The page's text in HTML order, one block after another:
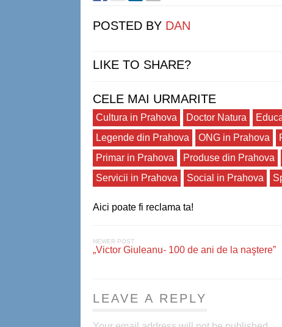
POSTED BY DAN
LIKE TO SHARE?
CELE MAI URMARITE
Cultura in Prahova Doctor Natura
Legende din Prahova
ONG in Prahova
Primar in Prahova
Produse din Prahova
Servicii in Prahova
Social in Prahova
Aici poate fi reclama ta!
NEWER POST
„Victor Giuleanu- 100 de ani de la naştere”
LEAVE A REPLY